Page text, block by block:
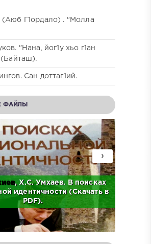
(Аюб Г1ордало) . "Молла
"Нана, йог1у хьо г1ан
(Байташ).
Сан доттаг1ий.
ФАЙЛЫ
, Х.С. Умхаев. В поисках
идентичности (Скачать в
PDF).
›